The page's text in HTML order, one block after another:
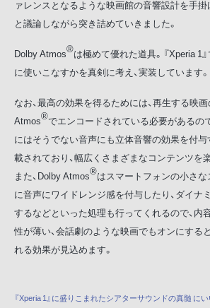
ァレンスとなるような映画館の音響設計を手
と議論しながら突き詰めていきました。
Dolby Atmos®は極めて優れた道具。『Xperia 1
に使いこなすかを真剣に考え、実装しています。
なお、最高の効果を得るためには、再生する映
Atmos®でエンコードされている必要があるの
にはそうでない音声にも立体音響の効果を付
載されており、幅広くさまざまなコンテンツを
また、Dolby Atmos®はスマートフォンの小さ
に音声にワイドレンジ感を付与したり、ダイナ
するなどといった処理も行ってくれるので、内
性が薄い、会話劇のような映画でもオンにする
れる効果が見込めます。
『Xperia 1』に盛りこまれたシアターサウンドの真髄 に